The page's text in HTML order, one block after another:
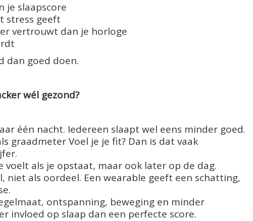
je slaapscore
stress geeft
vertrouwt dan je horloge
dan goed doen.
wél gezond?
één nacht. Iedereen slaapt wel eens minder goed.
graadmeter Voel je je fit? Dan is dat vaak
voelt als je opstaat, maar ook later op de dag.
niet als oordeel. Een wearable geeft een schatting,
ontspanning, beweging en minder
invloed op slaap dan een perfecte score.